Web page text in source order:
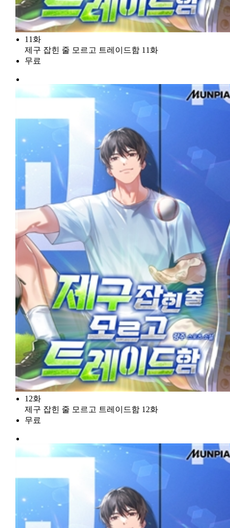
11화
제구 잡힌 줄 모르고 트레이드함 11화
무료
12화
제구 잡힌 줄 모르고 트레이드함 12화
무료